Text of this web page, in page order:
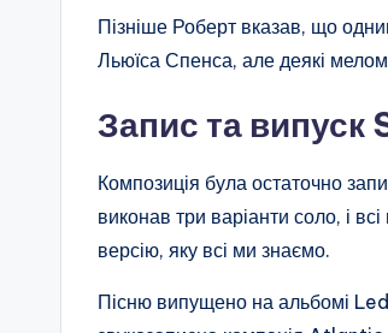
Пізніше Роберт вказав, що
Льюїса Спенса, але деякі
Запис та
Композиція була остаточно
виконав три варіанти соло, і
версію, яку всі ми знаємо.
Пісню випущено на альбомі